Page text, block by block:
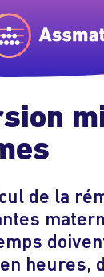
de la
heures,